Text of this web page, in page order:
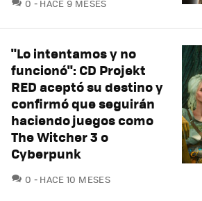
0 HACE 9 MESES
"Lo intentamos y no
funcionó": CD Projekt
RED aceptó su destino y
confirmó que seguirán
haciendo juegos como
The Witcher 3 o
Cyberpunk
0 COMENTARIOS
HACE 10 MESES